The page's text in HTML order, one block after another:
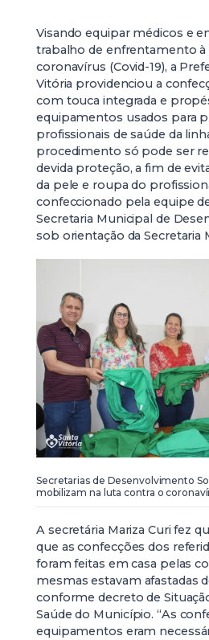
Visando equipar médicos e
trabalho de enfrentamento à
coronavírus (Covid-19), a
Vitória providenciou a
com touca integrada e
equipamentos usados para
profissionais de saúde da
procedimento só pode ser
devida proteção, a fim de
da pele e roupa do
confeccionado pela equipe
Secretaria Municipal de
sob orientação da Secretaria
Secretarias de Desenvolvimento
mobilizam na luta contra o
A secretária Mariza Curi fez
que as confecções dos
foram feitas em casa pelas
mesmas estavam afastadas
conforme decreto de
Saúde do Município. “As
equipamentos eram